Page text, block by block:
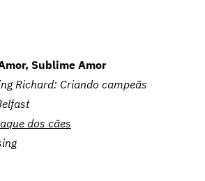
Sublime Amor
Richard: Criando campeãs
dos cães